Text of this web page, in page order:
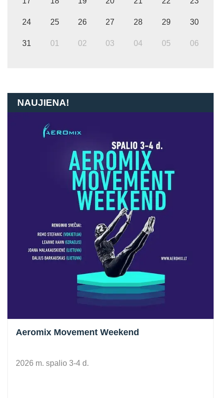
24 25 26 27 28 29 30
31 01 02 03 04 05 06
NAUJIENA!
Aeromix Movement Weekend
2026 m. spalio 3-4 d.